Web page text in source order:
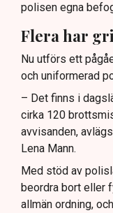
polisen egna
Flera har
Nu utförs ett
och uniformerad
– Det finns i
cirka 120
avvisanden,
Lena Mann.
Med stöd av
beordra bort eller
allmän ordning,